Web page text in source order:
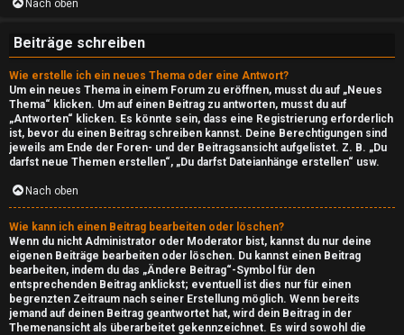
Nach oben
Beiträge schreiben
Wie erstelle ich ein neues Thema oder eine Antwort?
Um ein neues Thema in einem Forum zu eröffnen, musst du auf „Neues
Thema“ klicken. Um auf einen Beitrag zu antworten, musst du auf
„Antworten“ klicken. Es könnte sein, dass eine Registrierung erforderlich
ist, bevor du einen Beitrag schreiben kannst. Deine Berechtigungen sind
jeweils am Ende der Foren- und der Beitragsansicht aufgelistet. Z. B. „Du
darfst neue Themen erstellen“, „Du darfst Dateianhänge erstellen“ usw.
Nach oben
Wie kann ich einen Beitrag bearbeiten oder löschen?
Wenn du nicht Administrator oder Moderator bist, kannst du nur deine
eigenen Beiträge bearbeiten oder löschen. Du kannst einen Beitrag
bearbeiten, indem du das „Ändere Beitrag“-Symbol für den
entsprechenden Beitrag anklickst; eventuell ist dies nur für einen
begrenzten Zeitraum nach seiner Erstellung möglich. Wenn bereits
jemand auf deinen Beitrag geantwortet hat, wird dein Beitrag in der
Themenansicht als überarbeitet gekennzeichnet. Es wird sowohl die
a
y
i
m
W
e
b
↳